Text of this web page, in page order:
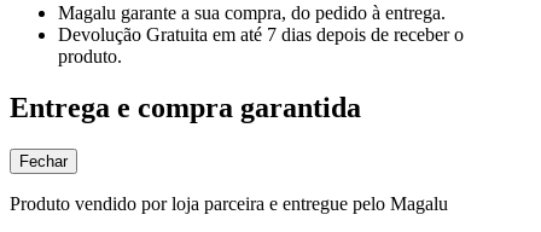
Magalu garante a sua compra, do pedido à entrega.
Devolução Gratuita em até 7 dias depois de receber o
produto.
Entrega e compra garantida
Fechar
Produto vendido por loja parceira e entregue pelo Magalu